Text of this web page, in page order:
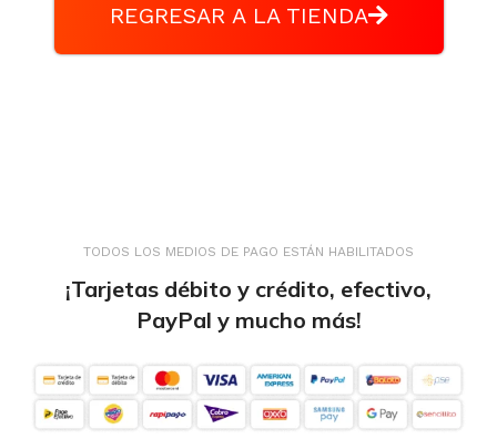
REGRESAR A LA TIENDA
TODOS LOS MEDIOS DE PAGO ESTÁN HABILITADOS
¡Tarjetas débito y crédito, efectivo,
PayPal y mucho más!